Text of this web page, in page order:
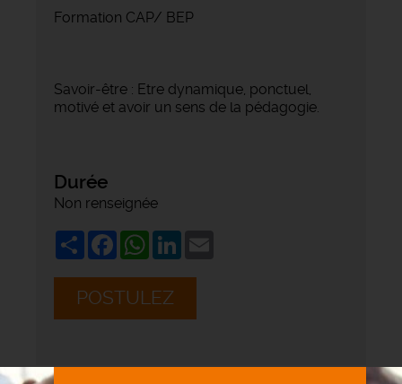
Formation CAP/ BEP
Savoir-être : Etre dynamique, ponctuel,
motivé et avoir un sens de la pédagogie.
Durée
Non renseignée
ShareFacebookWhatsApp
LinkedIn
POSTULEZ